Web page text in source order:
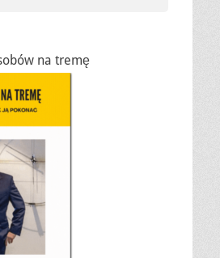
na tremę